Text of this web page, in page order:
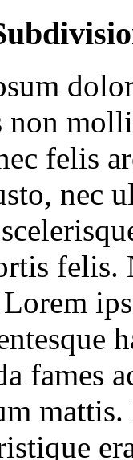
non
felis
nec
felis.
fames
mattis.